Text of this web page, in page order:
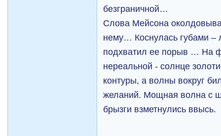
безграничной…
Слова Мейсона
нему… Коснулась губами
подхватил ее порыв … На
нереальной - солнце
контуры, а волны вокруг
желаний. Мощная волна с
брызги взметнулись ввысь.